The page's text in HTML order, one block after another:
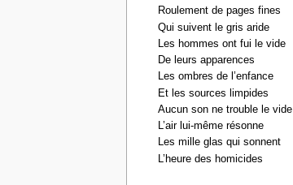
Roulement de pages fines
Qui suivent le gris aride
Les hommes ont fui le vide
De leurs apparences
Les ombres de l’enfance
Et les sources limpides
Aucun son ne trouble le vide
L’air lui-même résonne
Les mille glas qui sonnent
L’heure des homicides